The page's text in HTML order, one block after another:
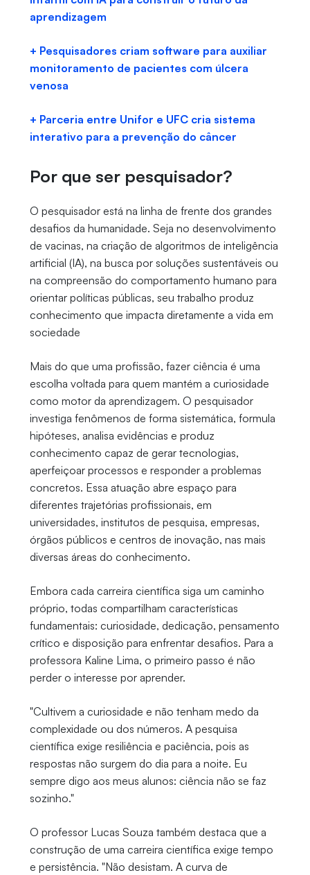
aprendizagem
+ Pesquisadores criam software para auxiliar
monitoramento de pacientes com úlcera
venosa
+ Parceria entre Unifor e UFC cria sistema
interativo para a prevenção do câncer
Por que ser pesquisador?
O pesquisador está na linha de frente dos grandes
desafios da humanidade. Seja no desenvolvimento
de vacinas, na criação de algoritmos de inteligência
artificial (IA), na busca por soluções sustentáveis ou
na compreensão do comportamento humano para
orientar políticas públicas, seu trabalho produz
conhecimento que impacta diretamente a vida em
sociedade
Mais do que uma profissão, fazer ciência é uma
escolha voltada para quem mantém a curiosidade
como motor da aprendizagem. O pesquisador
investiga fenômenos de forma sistemática, formula
hipóteses, analisa evidências e produz
conhecimento capaz de gerar tecnologias,
aperfeiçoar processos e responder a problemas
concretos. Essa atuação abre espaço para
diferentes trajetórias profissionais, em
universidades, institutos de pesquisa, empresas,
órgãos públicos e centros de inovação, nas mais
diversas áreas do conhecimento.
Embora cada carreira científica siga um caminho
próprio, todas compartilham características
fundamentais: curiosidade, dedicação, pensamento
crítico e disposição para enfrentar desafios. Para a
professora Kaline Lima, o primeiro passo é não
perder o interesse por aprender.
"Cultivem a curiosidade e não tenham medo da
complexidade ou dos números. A pesquisa
científica exige resiliência e paciência, pois as
respostas não surgem do dia para a noite. Eu
sempre digo aos meus alunos: ciência não se faz
sozinho."
O professor Lucas Souza também destaca que a
construção de uma carreira científica exige tempo
e persistência. "Não desistam. A curva de